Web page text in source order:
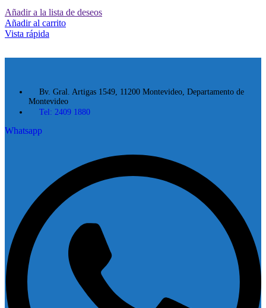
Añadir a la lista de deseos
Añadir al carrito
Vista rápida
Bv. Gral. Artigas 1549, 11200 Montevideo, Departamento de
Montevideo
Tel: 2409 1880
Whatsapp